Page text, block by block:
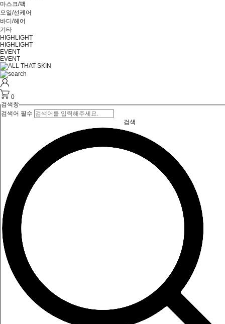
마스크/팩
오일/선케어
바디/헤어
기타
HIGHLIGHT
HIGHLIGHT
EVENT
EVENT
0
검색창
검색어 필수
검색